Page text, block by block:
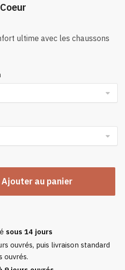
ultime avec les chaussons
Ajouter au panier
sous 14 jours
ouvrés, puis livraison standard
ouvrés.